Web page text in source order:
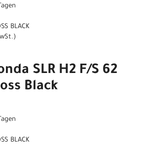
BLACK
SLR H2 F/S 62
Black
BLACK